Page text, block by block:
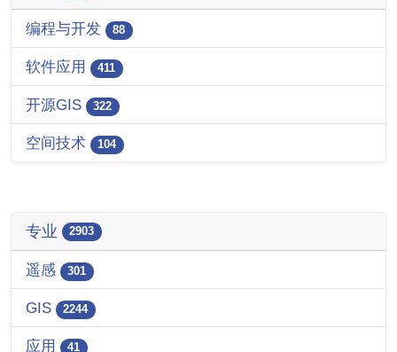
编程与开发 88
软件应用 411
开源GIS 322
空间技术 104
专业 2903
遥感 301
GIS 2244
应用 41